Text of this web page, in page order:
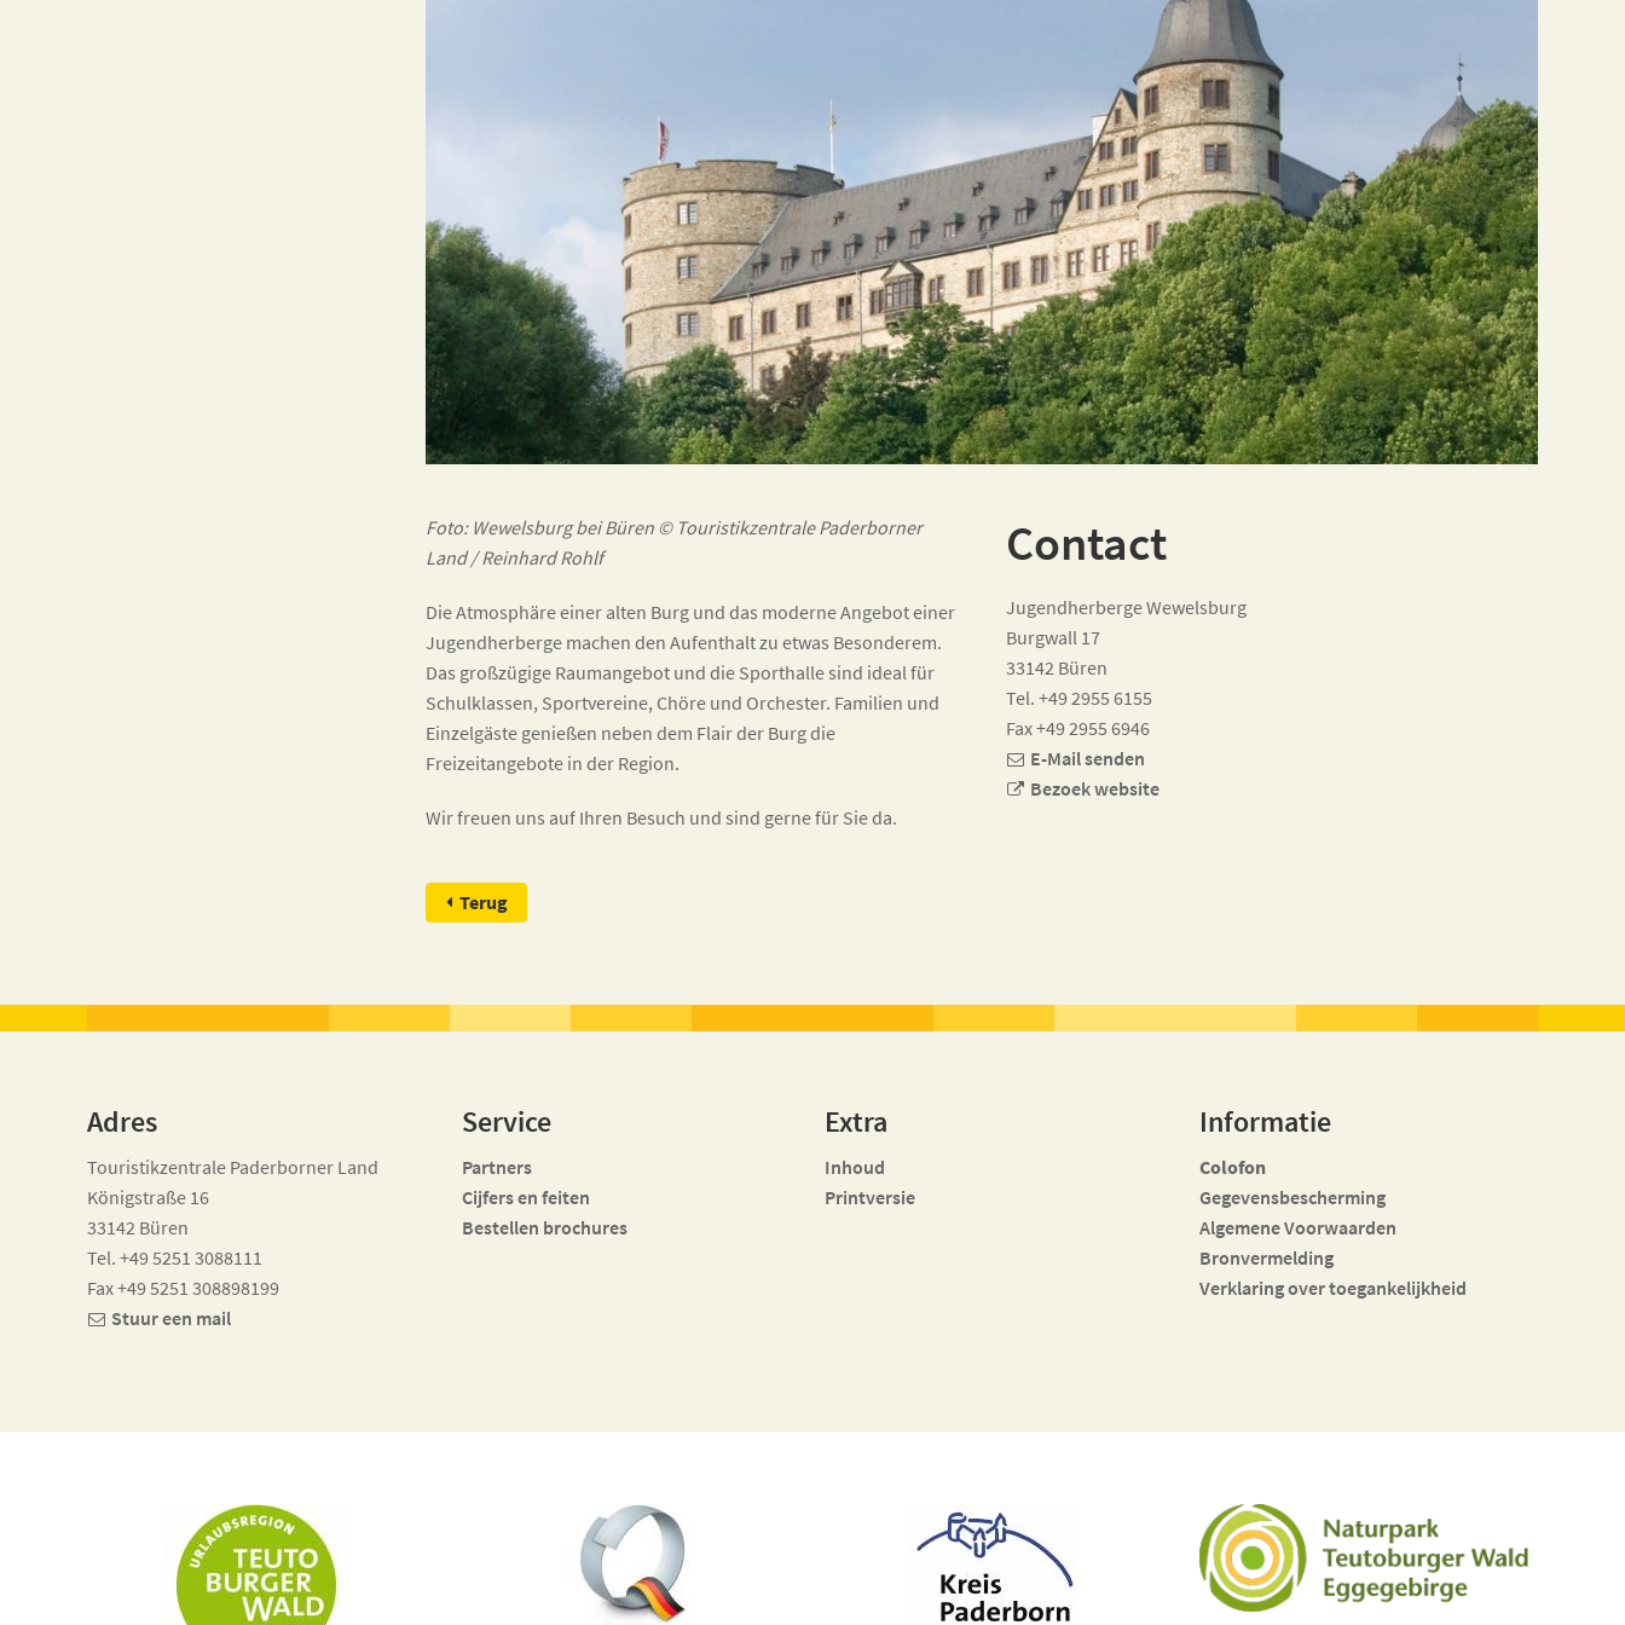
Foto: Wewelsburg bei Büren © Touristikzentrale Paderborner
Land / Reinhard Rohlf
Die Atmosphäre einer alten Burg und das moderne Angebot einer
Jugendherberge machen den Aufenthalt zu etwas Besonderem.
Das großzügige Raumangebot und die Sporthalle sind ideal für
Schulklassen, Sportvereine, Chöre und Orchester. Familien und
Einzelgäste genießen neben dem Flair der Burg die
Freizeitangebote in der Region.
Wir freuen uns auf Ihren Besuch und sind gerne für Sie da.
Contact
Jugendherberge Wewelsburg
Burgwall 17
33142 Büren
Tel. +49 2955 6155
Fax +49 2955 6946
E-Mail senden
Bezoek website
Terug
Adres
Touristikzentrale Paderborner Land
Königstraße 16
33142 Büren
Tel. +49 5251 3088111
Fax +49 5251 308898199
Stuur een mail
Service
Partners
Cijfers en feiten
Bestellen brochures
Extra
Inhoud
Printversie
Informatie
Colofon
Gegevensbescherming
Algemene Voorwaarden
Bronvermelding
Verklaring over toegankelijkheid